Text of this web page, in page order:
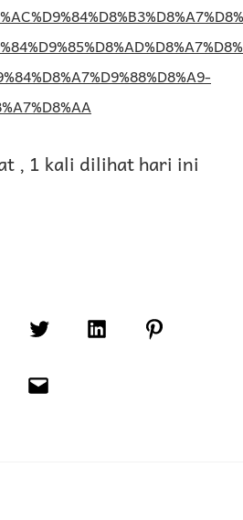
, 1 kali dilihat hari ini
TwitterLinkedInPinterest
Email